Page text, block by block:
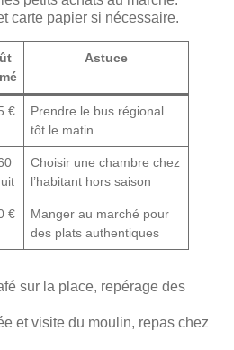
carte papier si nécessaire.
Astuce
€
Prendre le bus régional
tôt le matin
Choisir une chambre chez
l’habitant hors saison
€
Manger au marché pour
des plats authentiques
sur la place, repérage des
et visite du moulin, repas chez